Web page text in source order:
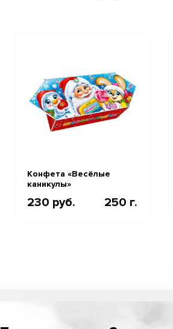
Конфета «Весёлые
каникулы»
230 руб. 250 г.